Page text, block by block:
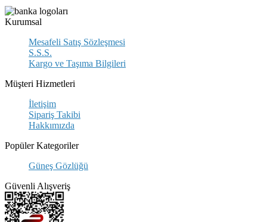
Kurumsal
Mesafeli Satış Sözleşmesi
S.S.S.
Kargo ve Taşıma Bilgileri
Müşteri Hizmetleri
İletişim
Sipariş Takibi
Hakkımızda
Popüler Kategoriler
Güneş Gözlüğü
Güvenli Alışveriş